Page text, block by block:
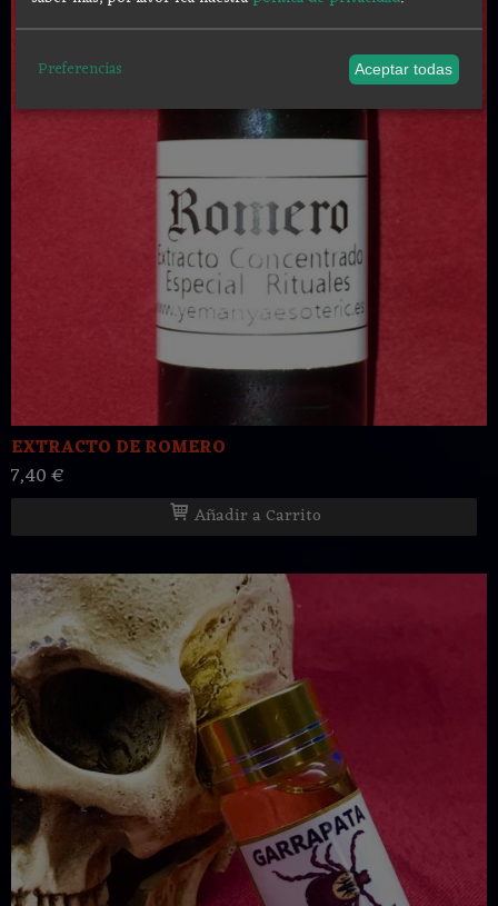
EXTRACTO DE ROMERO
7,40 €
Añadir a Carrito
Preferencias Aceptar todas